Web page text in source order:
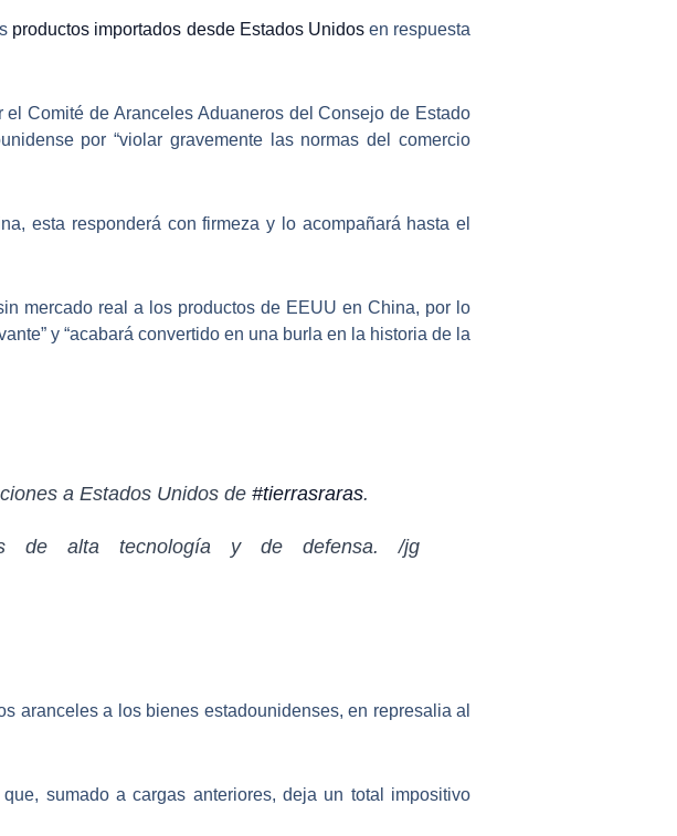
productos importados desde Estados Unidosen respuesta
el Comité de Aranceles Aduaneros del Consejo de Estado
por “violar gravemente las normas del comercio
esta responderá con firmeza y lo acompañará hasta el
mercado real a los productos de EEUU en China, por lo
y “acabará convertido en una burla en la historia de la
a Estados Unidos de#tierrasraras.
de alta tecnología y de defensa. /jg
arancelesa los bienes estadounidenses,en represalia al
sumado a cargas anteriores, deja un total impositivo